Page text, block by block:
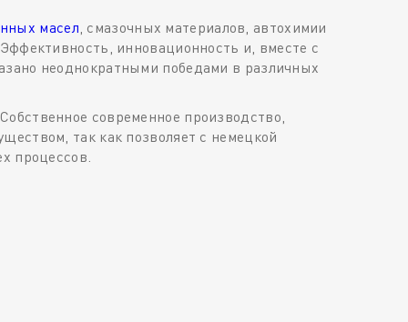
масел, смазочных материалов, автохимии
инновационность и, вместе с
неоднократными победами в различных
современное производство,
так как позволяет с немецкой
процессов.